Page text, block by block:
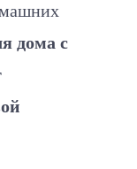
дома с